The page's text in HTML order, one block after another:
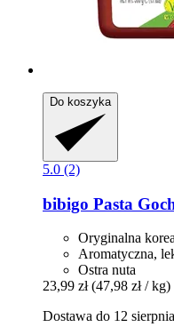
Do koszyka
5.0 (2)
bibigo Pasta
Oryginalna
Aromatyczna,
Ostra nuta
23,99 zł (47,98 zł / kg)
Dostawa do 12 sierpnia